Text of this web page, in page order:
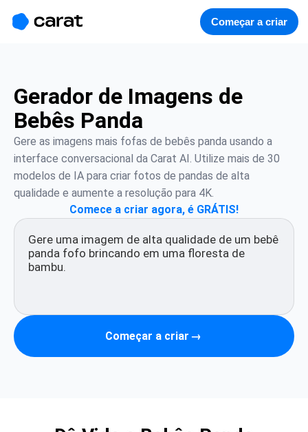
Começar a criar
Gerador de Imagens de
Bebês Panda
Gere as imagens mais fofas de bebês panda usando a
interface conversacional da Carat AI. Utilize mais de 30
modelos de IA para criar fotos de pandas de alta
qualidade e aumente a resolução para 4K.
Comece a criar agora, é GRÁTIS!
Começar a criar →